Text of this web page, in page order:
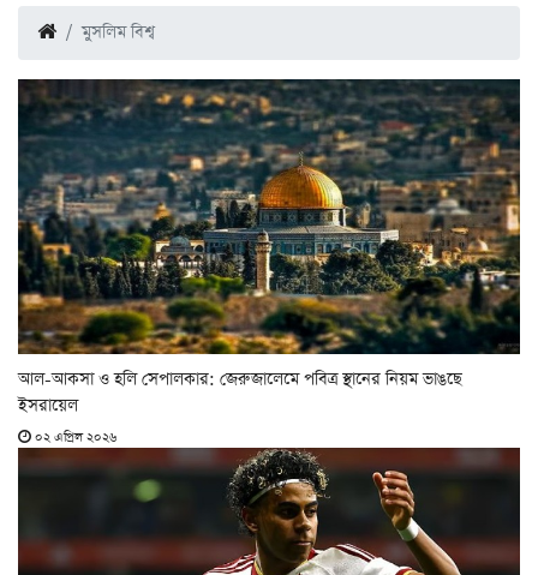
মুসলিম বিশ্ব
আল-আকসা ও হলি সেপালকার: জেরুজালেমে পবিত্র স্থানের নিয়ম ভাঙছে
ইসরায়েল
০২ এপ্রিল ২০২৬